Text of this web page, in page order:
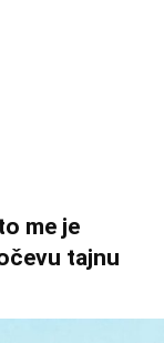
me je
tajnu